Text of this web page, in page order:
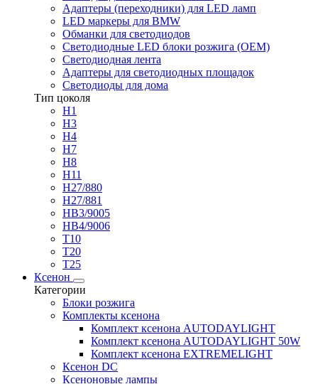
Адаптеры (переходники) для LED ламп
LED маркеры для BMW
Обманки для светодиодов
Светодиодные LED блоки розжига (OEM)
Светодиодная лента
Адаптеры для светодиодных площадок
Светодиоды для дома
Тип цоколя
H1
H3
H4
H7
H8
H11
H27/880
H27/881
HB3/9005
HB4/9006
T10
T20
T25
Ксенон
Категории
Блоки розжига
Комплекты ксенона
Комплект ксенона AUTODAYLIGHT
Комплект ксенона AUTODAYLIGHT 50W
Комплект ксенона EXTREMELIGHT
Ксенон DC
Ксеноновые лампы